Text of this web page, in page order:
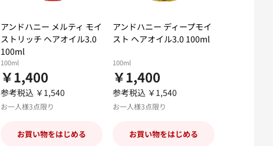
アンドハニー メルティ モイ
ストリッチ ヘアオイル3.0
100ml
100ml
￥1,400
参考税込 ￥1,540
お一人様3点限り
お買い物をはじめる
アンドハニー ディープモイ
スト ヘアオイル3.0 100ml
100ml
￥1,400
参考税込 ￥1,540
お一人様3点限り
お買い物をはじめる